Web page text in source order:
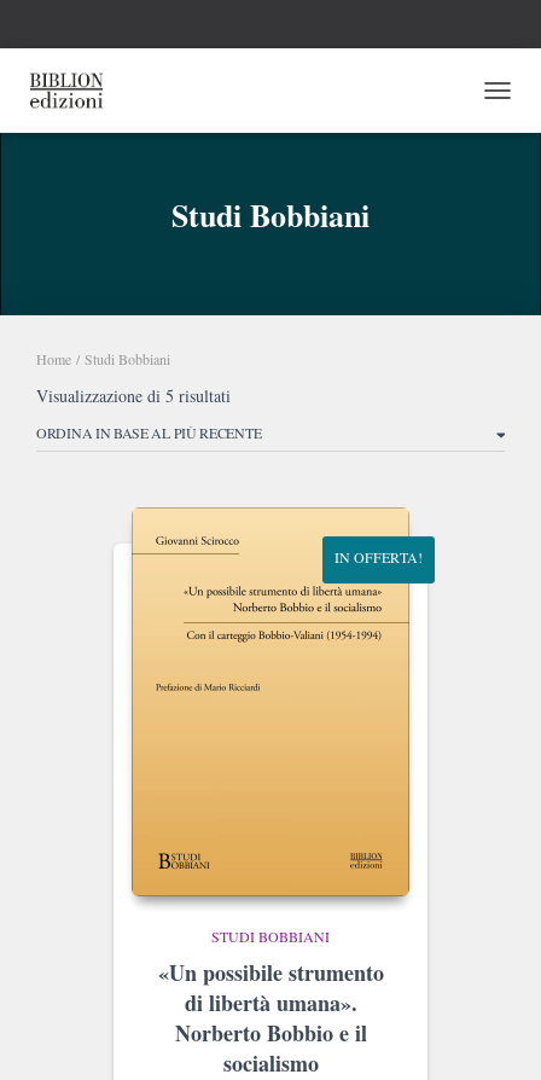
Studi Bobbiani
Home / Studi Bobbiani
Visualizzazione di 5 risultati
base
IN OFFERTA!
STUDI BOBBIANI
«Un possibile strumento
di libertà umana».
Norberto Bobbio e il
socialismo